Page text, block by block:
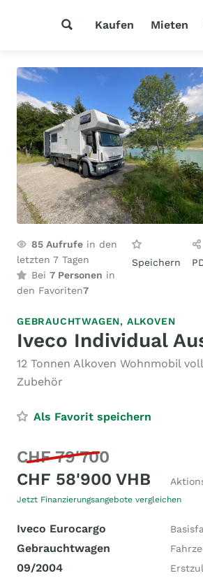
Kaufen Mieten
85 Aufrufe in den
letzten 7 Tagen
Bei 7 Personen in
den Favoriten7
Speichern
GEBRAUCHTWAGEN, ALKOVEN
Iveco Individual
12 Tonnen Alkoven Wohnmobil
Zubehör
Als Favorit speichern
CHF 79'700
CHF 58'900 VHB
Jetzt Finanzierungsangebote vergleichen
Iveco Eurocargo
Gebrauchtwagen
09/2004